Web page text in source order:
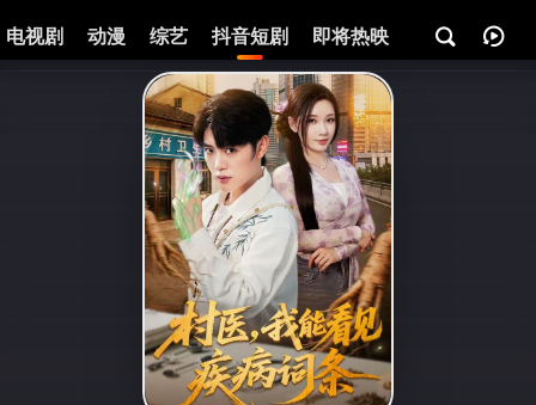
电视剧 动漫 综艺 抖音短剧 即将热映 资讯